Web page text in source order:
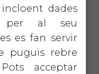
en base a la
2ª
EDICIÓ
dades
per al seu
es fan servir
puguis rebre
acceptar